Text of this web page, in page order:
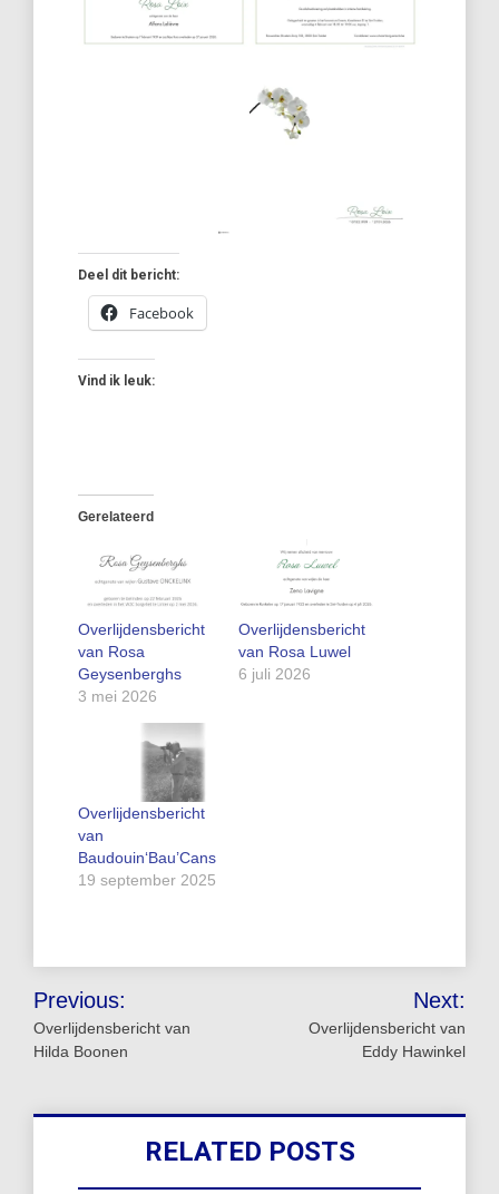
Deel dit bericht:
Facebook
Vind ik leuk:
Gerelateerd
Overlijdensbericht
van Rosa
Geysenberghs
3 mei 2026
Overlijdensbericht
van Rosa Luwel
6 juli 2026
Overlijdensbericht
van
Baudouin‘Bau’Cans
19 september 2025
Bericht
navigatie
Previous:
Overlijdensbericht van
Hilda Boonen
Next:
Overlijdensbericht van
Eddy Hawinkel
RELATED POSTS